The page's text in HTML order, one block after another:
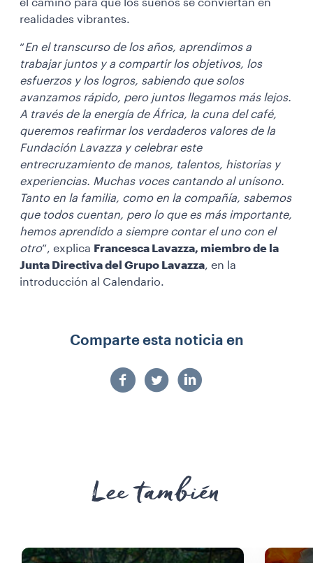
el camino para que los sueños se conviertan en
realidades vibrantes.
“En el transcurso de los años, aprendimos a
trabajar juntos y a compartir los objetivos, los
esfuerzos y los logros, sabiendo que solos
avanzamos rápido, pero juntos llegamos más lejos.
A través de la energía de África, la cuna del café,
queremos reafirmar los verdaderos valores de la
Fundación Lavazza y celebrar este
entrecruzamiento de manos, talentos, historias y
experiencias. Muchas voces cantando al unísono.
Tanto en la familia, como en la compañía, sabemos
que todos cuentan, pero lo que es más importante,
hemos aprendido a siempre contar el uno con el
otro”, explica Francesca Lavazza, miembro de la
Junta Directiva del Grupo Lavazza, en la
introducción al Calendario.
Comparte esta noticia en
Lee también